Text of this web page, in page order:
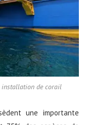
installation de corail
une importante